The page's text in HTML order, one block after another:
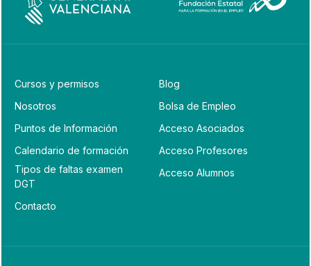
Cursos y permisos
Nosotros
Puntos de Información
Calendario de formación
Tipos de faltas examen
DGT
Contacto
Blog
Bolsa de Empleo
Acceso Asociados
Acceso Profesores
Acceso Alumnos